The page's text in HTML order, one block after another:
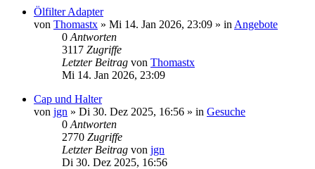
Ölfilter Adapter
von Thomastx » Mi 14. Jan 2026, 23:09 » in Angebote
0 Antworten
3117 Zugriffe
Letzter Beitrag von Thomastx
Mi 14. Jan 2026, 23:09
Cap und Halter
von jgn » Di 30. Dez 2025, 16:56 » in Gesuche
0 Antworten
2770 Zugriffe
Letzter Beitrag von jgn
Di 30. Dez 2025, 16:56